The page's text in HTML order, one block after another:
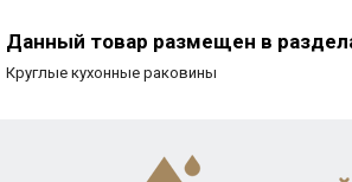
Данный товар размещен в
Круглые кухонные раковины